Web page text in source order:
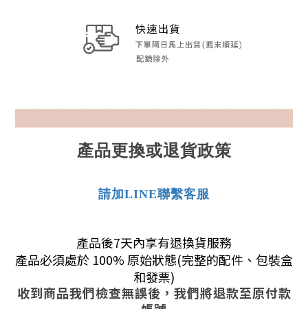
產品更換或退貨政策
請加LINE聯繫客服
產品後7天內享有退換貨服務
產品必須處於 100% 原始狀態(完整的配件、包裝盒
和發票)
收到商品我們檢查無誤後，我們將退款至原付款